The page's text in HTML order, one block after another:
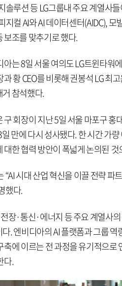
솔루션 등 LG그룹내 주요 계열사
지컬 AI와 AI 데이터센터(AIDC),
보조를 맞추기로 했다.
아는 8일 서울 여의도 LG트윈타
과 황 CEO를 비롯해 권봉석 LG 최
참석했다.
구 회장이 지난 5일 서울 마포구 홍
만에 다시 성사됐다. 한 시간 가
대한 협력 방안이 폭넓게 논의된
“AI 시대 산업 혁신을 이끌 전략
했다.
장·통신·에너지 등 주요 계열사
. 엔비디아의 AI 플랫폼과 그룹
축에 이르는 전 과정을 유기적으
다.